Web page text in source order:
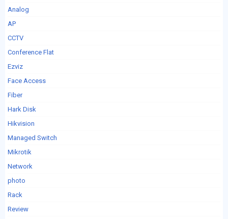
Analog
AP
CCTV
Conference Flat
Ezviz
Face Access
Fiber
Hark Disk
Hikvision
Managed Switch
Mikrotik
Network
photo
Rack
Review